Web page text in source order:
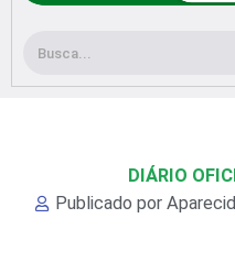
Pesquisar
DIÁRIO
Publicado por